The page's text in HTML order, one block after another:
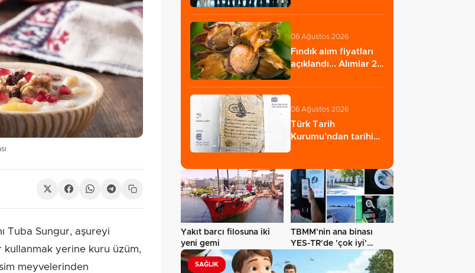
Tuba Sungur, aşureyi
yerine kuru üzüm,
meyvelerinden
06 Ağustos 2026
Fındık alım fiyatları
açıklandı... Alımlar 24
06 Ağustos 2026
Türk Tarih
Kurumu’ndan tarihi
Yakıt barcı filosuna iki
yeni gemi
TBMM'nin ana binası
YES-TR'de 'çok iyi'
olarak sertifikalandırıldı…
SAĞLIK